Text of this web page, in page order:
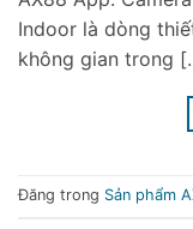
Indoor là dòng
không gian trong
Đăng trong Sản phẩm